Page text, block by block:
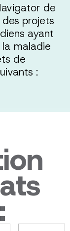
de
projets
ayant
maladie
de
: